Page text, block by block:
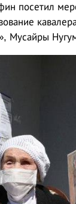
посетил
Мусайры